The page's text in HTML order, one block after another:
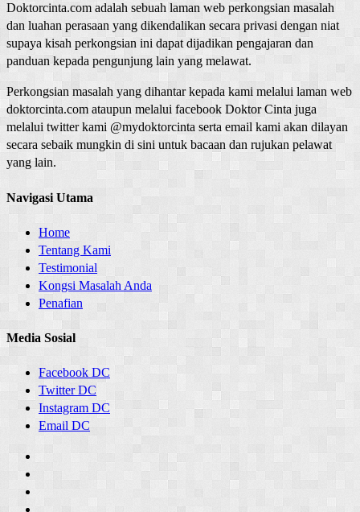
Doktorcinta.com adalah sebuah laman web perkongsian masalah
dan luahan perasaan yang dikendalikan secara privasi dengan niat
supaya kisah perkongsian ini dapat dijadikan pengajaran dan
panduan kepada pengunjung lain yang melawat.
Perkongsian masalah yang dihantar kepada kami melalui laman web
doktorcinta.com ataupun melalui facebook Doktor Cinta juga
melalui twitter kami @mydoktorcinta serta email kami akan dilayan
secara sebaik mungkin di sini untuk bacaan dan rujukan pelawat
yang lain.
Navigasi Utama
Home
Tentang Kami
Testimonial
Kongsi Masalah Anda
Penafian
Media Sosial
Facebook DC
Twitter DC
Instagram DC
Email DC